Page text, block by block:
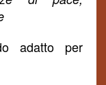
adatto per